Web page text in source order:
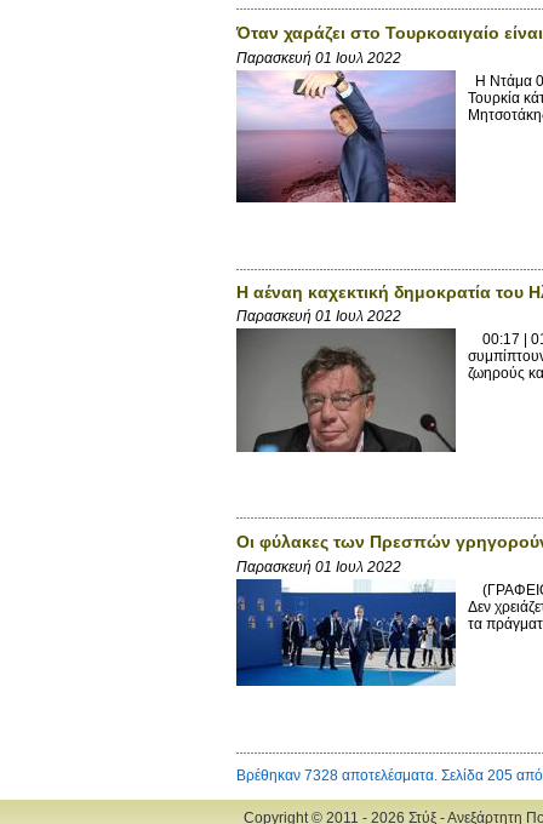
Όταν χαράζει στο Τουρκοαιγαίο
Παρασκευή 01 Ιουλ 2022
Η Ντάμα
Τουρκία
Η αέναη καχεκτική δημοκρατία του
Παρασκευή 01 Ιουλ 2022
00:17 |
ζωηρούς
Οι φύλακες των Πρεσπών
Παρασκευή 01 Ιουλ 2022
Δεν
τα
Βρέθηκαν 7328 αποτελέσματα. Σελίδα 205
Copyright © 2011 - 2026 Στύξ - Ανεξάρτητη